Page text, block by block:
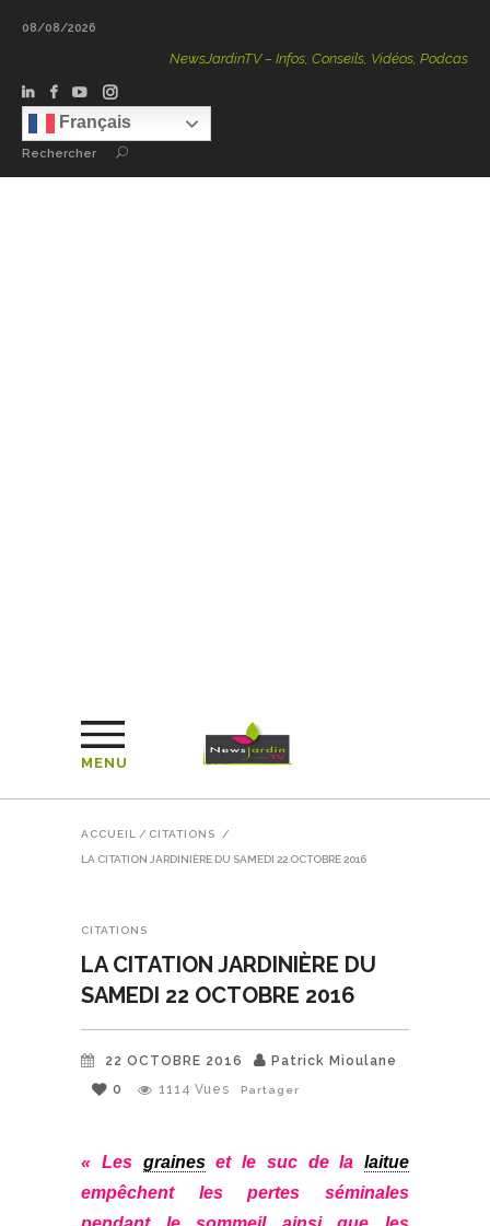
08/08/2026
NewsJardinTV – Infos, Conseils, Vidéos, Podcasts – 100 %
Français
Rechercher
MENU
ACCUEIL / CITATIONS /
LA CITATION JARDINIÈRE DU SAMEDI 22 OCTOBRE 2016
CITATIONS
LA CITATION JARDINIÈRE DU
SAMEDI 22 OCTOBRE 2016
22 OCTOBRE 2016
Patrick Mioulane
0
1114 Vues Partager
« Les graineset le suc de la laitue
empêchent les pertes séminales